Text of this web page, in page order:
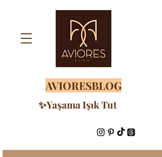
AVIORESBLOG
✨Yaşama Işık Tut